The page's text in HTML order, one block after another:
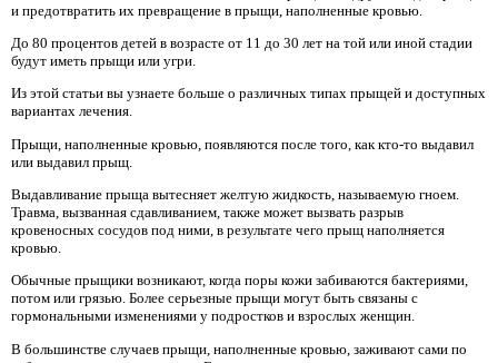
и предотвратить их превращение в прыщи, наполненные кровью.
До 80 процентов детей в возрасте от 11 до 30 лет на той или иной стадии
будут иметь прыщи или угри.
Из этой статьи вы узнаете больше о различных типах прыщей и доступных
вариантах лечения.
Прыщи, наполненные кровью, появляются после того, как кто-то выдавил
или выдавил прыщ.
Выдавливание прыща вытесняет желтую жидкость, называемую гноем.
Травма, вызванная сдавливанием, также может вызвать разрыв
кровеносных сосудов под ними, в результате чего прыщ наполняется
кровью.
Обычные прыщики возникают, когда поры кожи забиваются бактериями,
потом или грязью. Более серьезные прыщи могут быть связаны с
гормональными изменениями у подростков и взрослых женщин.
В большинстве случаев прыщи, наполненные кровью, заживают сами по